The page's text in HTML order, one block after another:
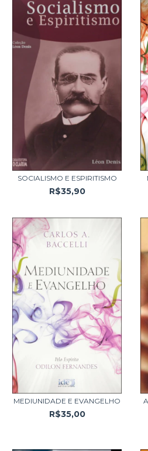
SOCIALISMO E ESPIRITISMO
R$35,90
MEDIUNIDADE E EVANGELHO
R$35,00